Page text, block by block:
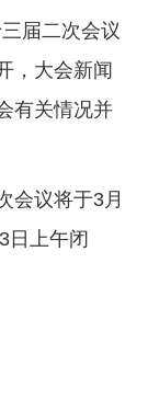
届二次会议
，大会新闻
有关情况并
会议将于3月
日上午闭